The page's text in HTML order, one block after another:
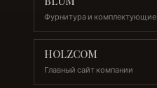
Фурнитура и комплектующие
HOLZCOM
Главный сайт компании